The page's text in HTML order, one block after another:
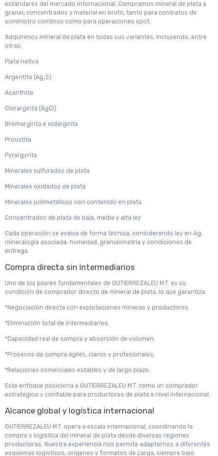
estándares del mercado internacional. Compramos mineral de plata a
granel, concentrados y material en bruto, tanto para contratos de
suministro continuo como para operaciones spot.
Adquirimos mineral de plata en todas sus variantes, incluyendo, entre
otras:
Plata nativa
Argentita (Ag₂S)
Acanthita
Clorargirita (AgCl)
Bromargirita e iodargirita
Proustita
Pyrargyrita
Minerales sulfurados de plata
Minerales oxidados de plata
Minerales polimetálicos con contenido en plata
Concentrados de plata de baja, media y alta ley
Cada operación se evalúa de forma técnica, considerando ley en Ag,
mineralogía asociada, humedad, granulometría y condiciones de
entrega.
Compra directa sin intermediarios
Uno de los pilares fundamentales de GUTIERREZALEU M.T. es su
condición de comprador directo de mineral de plata, lo que garantiza:
*Negociación directa con explotaciones mineras y productores.
*Eliminación total de intermediarios.
*Capacidad real de compra y absorción de volumen.
*Procesos de compra ágiles, claros y profesionales.
*Relaciones comerciales estables y de largo plazo.
Este enfoque posiciona a GUTIERREZALEU M.T. como un comprador
estratégico y confiable para productores de plata a nivel internacional.
Alcance global y logística internacional
GUTIERREZALEU M.T. opera a escala internacional, coordinando la
compra y logística del mineral de plata desde diversas regiones
productoras. Nuestra experiencia nos permite adaptarnos a diferentes
esquemas logísticos, orígenes y formatos de carga, siempre bajo